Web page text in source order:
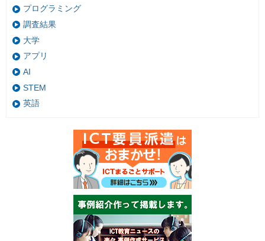
プログラミング
調査結果
大学
アプリ
AI
STEM
英語